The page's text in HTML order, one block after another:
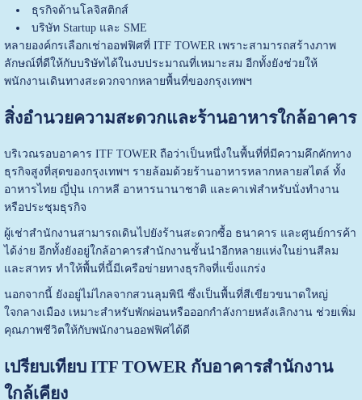
ธุรกิจด้านโลจิสติกส์
บริษัท Startup และ SME
หลายองค์กรเลือกเช่าออฟฟิศที่ ITF TOWER เพราะสามารถสร้างภาพ
ลักษณ์ที่ดีให้กับบริษัทได้ในงบประมาณที่เหมาะสม อีกทั้งยังช่วยให้
พนักงานเดินทางสะดวกจากหลายพื้นที่ของกรุงเทพฯ
สิ่งอำนวยความสะดวกและร้านอาหารใกล้อาคาร
บริเวณรอบอาคาร ITF TOWER ถือว่าเป็นหนึ่งในพื้นที่ที่มีความคึกคักทาง
ธุรกิจสูงที่สุดของกรุงเทพฯ รายล้อมด้วยร้านอาหารหลากหลายสไตล์ ทั้ง
อาหารไทย ญี่ปุ่น เกาหลี อาหารนานาชาติ และคาเฟ่สำหรับนั่งทำงาน
หรือประชุมธุรกิจ
ผู้เช่าสำนักงานสามารถเดินไปยังร้านสะดวกซื้อ ธนาคาร และศูนย์การค้า
ได้ง่าย อีกทั้งยังอยู่ใกล้อาคารสำนักงานชั้นนำอีกหลายแห่งในย่านสีลม
และสาทร ทำให้พื้นที่นี้มีเครือข่ายทางธุรกิจที่แข็งแกร่ง
นอกจากนี้ ยังอยู่ไม่ไกลจากสวนลุมพินี ซึ่งเป็นพื้นที่สีเขียวขนาดใหญ่
ใจกลางเมือง เหมาะสำหรับพักผ่อนหรือออกกำลังกายหลังเลิกงาน ช่วยเพิ่ม
คุณภาพชีวิตให้กับพนักงานออฟฟิศได้ดี
เปรียบเทียบ ITF TOWER กับอาคารสำนักงาน
ใกล้เคียง